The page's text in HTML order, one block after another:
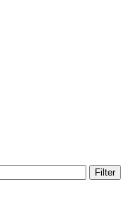
Filter